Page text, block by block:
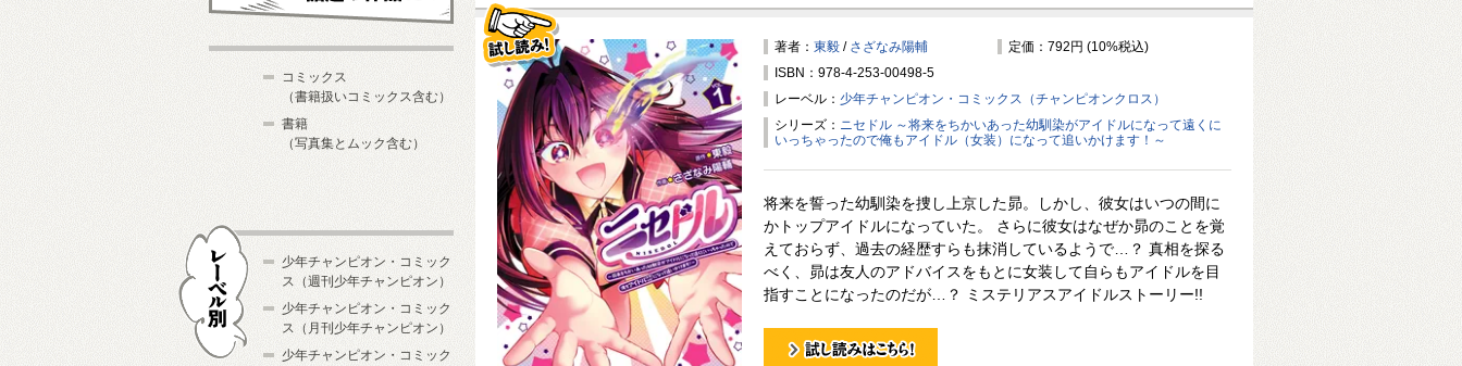
著者： 東毅 / さざなみ陽輔
定価：792円 (10%税込)
ISBN：978-4-253-00498-5
レーベル： 少年チャンピオン・コミックス（チャンピオンクロス）
シリーズ： ニセドル ～将来をちかいあった幼馴染がアイドルになって遠くに
いっちゃったので俺もアイドル（女装）になって追いかけます！～
将来を誓った幼馴染を捜し上京した昴。しかし、彼女はいつの間に
かトップアイドルになっていた。 さらに彼女はなぜか昴のことを覚
えておらず、過去の経歴すらも抹消しているようで…？ 真相を探る
べく、昴は友人のアドバイスをもとに女装して自らもアイドルを目
指すことになったのだが…？ ミステリアスアイドルストーリー!!
試し読み！
コミックス
（書籍扱いコミックス含む）
書籍
（写真集とムック含む）
少年チャンピオン・コミック
ス（週刊少年チャンピオン）
少年チャンピオン・コミック
ス（月刊少年チャンピオン）
少年チャンピオン・コミック